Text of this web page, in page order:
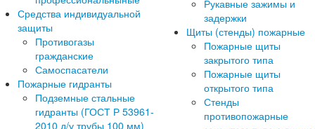
Средства индивидуальной
защиты
Противогазы
гражданские
Самоспасатели
Пожарные гидранты
Подземные стальные
гидранты (ГОСТ Р 53961-
2010 д/у трубы 100 мм)
Рукавные зажимы и
задержки
Щиты (стенды) пожарные
Пожарные щиты
закрытого типа
Пожарные щиты
открытого типа
Стенды
противопожарные